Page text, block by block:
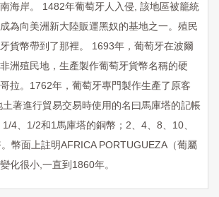
海岸。 1482年葡萄牙人入侵, 該地區被籠統
為向美洲新大陸販運黑奴的基地之一。殖民
貨幣帶到了那裡。 1693年，葡萄牙在波爾
洲殖民地，生產製作葡萄牙貨幣名稱的硬
拉。1762年，葡萄牙專門製作生產了原客
著進行貿易交易時使用的名曰馬庫塔的記帳
4、1/2和1馬庫塔的銅幣；2、4、8、10、
幣面上註明AFRICA PORTUGUEZA（葡屬
化很小,一直到1860年。